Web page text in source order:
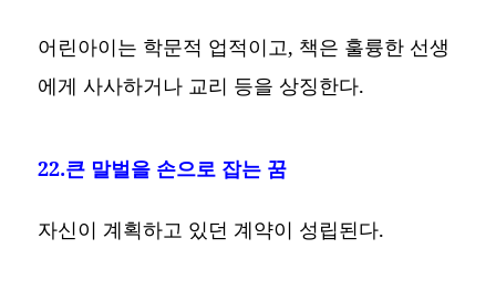
어린아이는 학문적 업적이고, 책은 훌륭한 선생
에게 사사하거나 교리 등을 상징한다.
22.큰 말벌을 손으로 잡는 꿈
자신이 계획하고 있던 계약이 성립된다.